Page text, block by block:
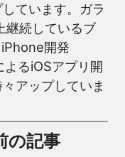
ています。ガラ
継続しているブ
開発
るiOSアプリ開
アップしていま
の記事